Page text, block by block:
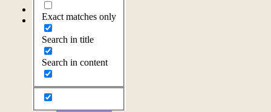
Exact matches only
Search in title
Search in content
Startsida
Om föreningen
Årsprogram
Styrelsen
Litteratur